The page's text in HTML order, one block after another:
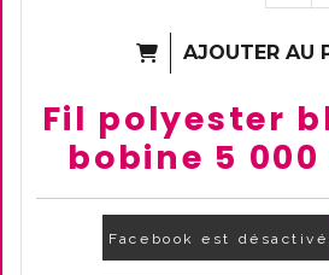
AJOUTER AU
Fil polyester
bobine 5
Facebook est